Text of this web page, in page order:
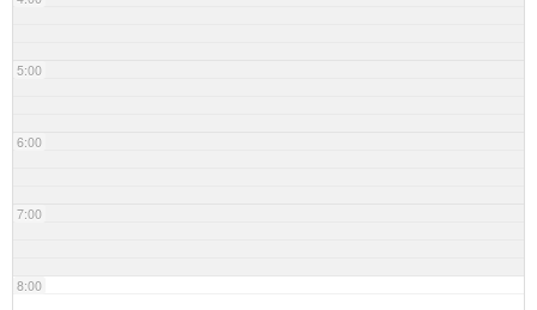
5:00
6:00
7:00
8:00